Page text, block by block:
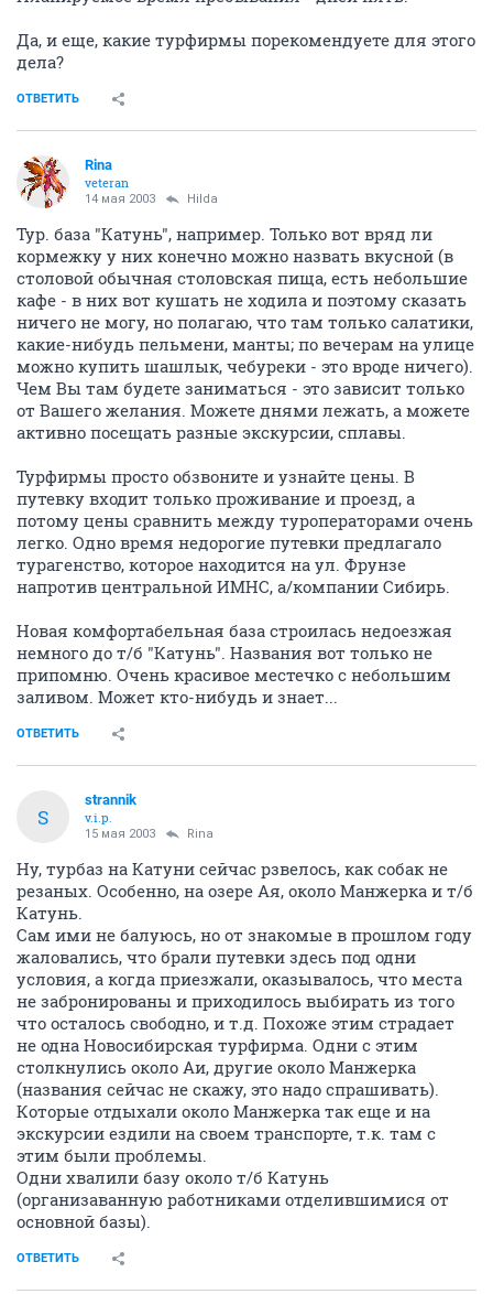
Да, и еще, какие турфирмы порекомендуете для этого
дела?
ОТВЕТИТЬ
Rina
veteran
14 мая 2003 Hilda
Тур. база "Катунь", например. Только вот вряд ли
кормежку у них конечно можно назвать вкусной (в
столовой обычная столовская пища, есть небольшие
кафе - в них вот кушать не ходила и поэтому сказать
ничего не могу, но полагаю, что там только салатики,
какие-нибудь пельмени, манты; по вечерам на улице
можно купить шашлык, чебуреки - это вроде ничего).
Чем Вы там будете заниматься - это зависит только
от Вашего желания. Можете днями лежать, а можете
активно посещать разные экскурсии, сплавы.
Турфирмы просто обзвоните и узнайте цены. В
путевку входит только проживание и проезд, а
потому цены сравнить между туроператорами очень
легко. Одно время недорогие путевки предлагало
турагенство, которое находится на ул. Фрунзе
напротив центральной ИМНС, а/компании Сибирь.
Новая комфортабельная база строилась недоезжая
немного до т/б "Катунь". Названия вот только не
припомню. Очень красивое местечко с небольшим
заливом. Может кто-нибудь и знает...
ОТВЕТИТЬ
S
strannik
v.i.p.
15 мая 2003 Rina
Ну, турбаз на Катуни сейчас рзвелось, как собак не
резаных. Особенно, на озере Ая, около Манжерка и т/б
Катунь.
Сам ими не балуюсь, но от знакомые в прошлом году
жаловались, что брали путевки здесь под одни
условия, а когда приезжали, оказывалось, что места
не забронированы и приходилось выбирать из того
что осталось свободно, и т.д. Похоже этим страдает
не одна Новосибирская турфирма. Одни с этим
столкнулись около Аи, другие около Манжерка
(названия сейчас не скажу, это надо спрашивать).
Которые отдыхали около Манжерка так еще и на
экскурсии ездили на своем транспорте, т.к. там с
этим были проблемы.
Одни хвалили базу около т/б Катунь
(организаванную работниками отделившимися от
основной базы).
ОТВЕТИТЬ